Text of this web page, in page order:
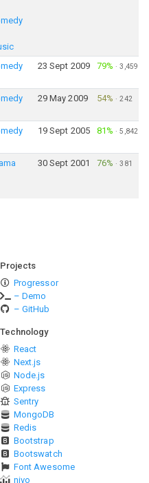
23 Sept 2009 79% ·3,459
29 May 2009 54% ·242
19 Sept 2005 81% ·5,842
30 Sept 2001 76% ·381
Projects
Progressor
– Demo
– GitHub
Technology
React
Next.js
Node.js
Express
Sentry
MongoDB
Redis
Bootstrap
Bootswatch
Font Awesome
nivo